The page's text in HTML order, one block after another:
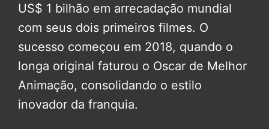
US$ 1 bilhão em arrecadação mundial
com seus dois primeiros filmes. O
sucesso começou em 2018, quando o
longa original faturou o Oscar de Melhor
Animação, consolidando o estilo
inovador da franquia.